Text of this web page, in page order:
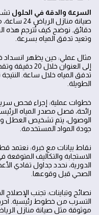
السرعة والدقة في الحلول
صيانة
دقائق. نوضح كيف تُترجم هذه
وتعيد تدفق المياه بسرعة.
مثال عملي: حين يظهر انسداد
إلى العنوان
تدفق المياه خلال ساعة.
الطويلة.
خطوات عملية: إجراء فحص
رائحة، فصل مصدر المياه
الوصول، يتم تشخيص العطل
جودة المواد المستخدمة.
نقاط بيانات مع خبرة: نعتمد
الاستجابة والتكاليف
الدورية، نحدد جداول تفادي
الصحي قبل وقوعها.
نصائح وتباينات: تجنب الإصلاح
التسرب من خطوط رئيسية.
موثوقة مثل صيانة منازل الرياض 24 ساعة للمتابعة